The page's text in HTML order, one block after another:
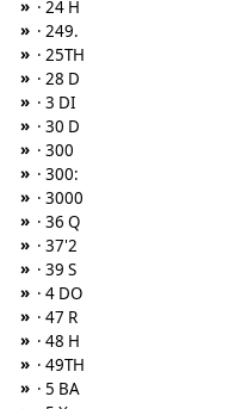
» · 24 H
» · 249.
» · 25TH
» · 28 D
» · 3 DI
» · 30 D
» · 300
» · 300:
» · 3000
» · 36 Q
» · 37'2
» · 39 S
» · 4 DO
» · 47 R
» · 48 H
» · 49TH
» · 5 BA